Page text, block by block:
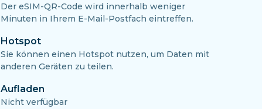
Der eSIM-QR-Code wird innerhalb weniger
Minuten in Ihrem E-Mail-Postfach eintreffen.
Hotspot
Sie können einen Hotspot nutzen, um Daten mit
anderen Geräten zu teilen.
Aufladen
Nicht verfügbar